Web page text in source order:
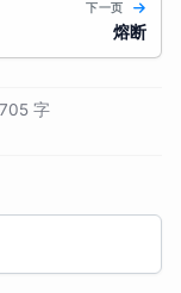
下一页
熔断
705 字